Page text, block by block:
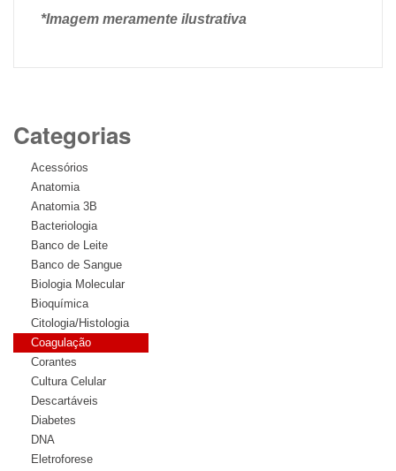
*Imagem meramente ilustrativa
Categorias
Acessórios
Anatomia
Anatomia 3B
Bacteriologia
Banco de Leite
Banco de Sangue
Biologia Molecular
Bioquímica
Citologia/Histologia
Coagulação
Corantes
Cultura Celular
Descartáveis
Diabetes
DNA
Eletroforese